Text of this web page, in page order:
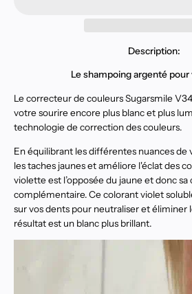
Description:
Le shampoing argenté pour
Le correcteur de couleurs Sugarsmile
votre sourire encore plus blanc et plus
technologie de correction des couleurs.
En équilibrant les différentes nuances de
les taches jaunes et améliore l'éclat des
violette est l’opposée du jaune et donc sa
complémentaire. Ce colorant violet
sur vos dents pour neutraliser et éliminer
résultat est un blanc plus brillant.